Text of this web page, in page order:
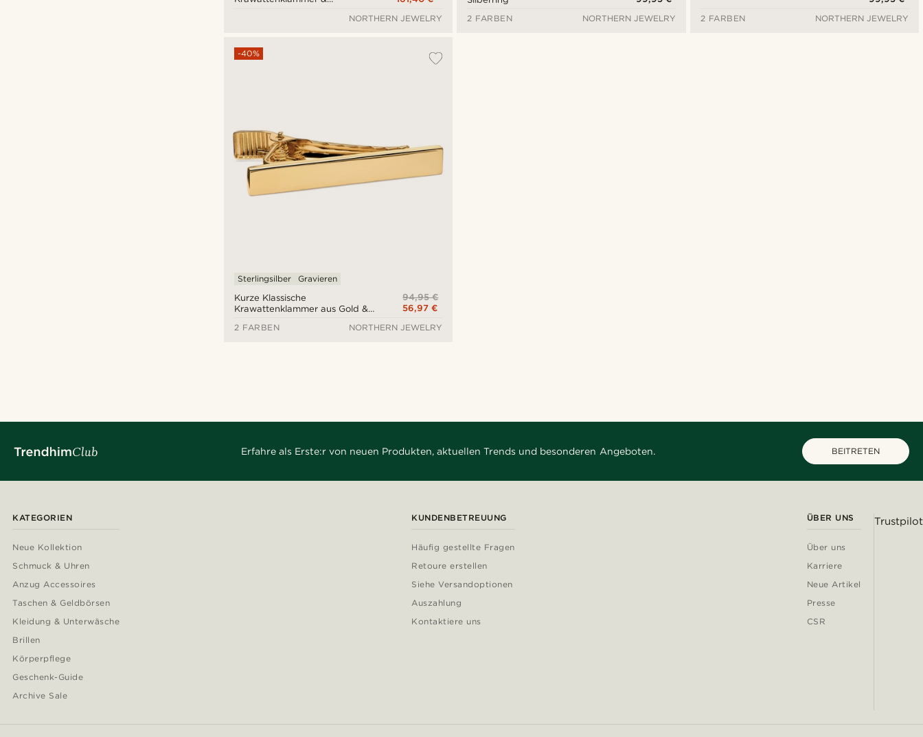
NORTHERN JEWELRY
2 FARBEN
NORTHERN JEWELRY
2 FARBEN
NORTHERN JEWELRY
Kurze Klassische
Krawattenklammer aus Gold &
-40%
Sterlingsilber
Gravieren
94,95 €
56,97 €
2 FARBEN
NORTHERN JEWELRY
Erfahre als Erste:r von neuen Produkten, aktuellen Trends und besonderen Angeboten. BEITRETEN
KATEGORIEN
Neue Kollektion
Schmuck & Uhren
Anzug Accessoires
Taschen & Geldbörsen
Kleidung & Unterwäsche
Brillen
Körperpflege
Geschenk-Guide
Archive Sale
KUNDENBETREUUNG
Häufig gestellte Fragen
Retoure erstellen
Siehe Versandoptionen
Auszahlung
Kontaktiere uns
ÜBER UNS
Über uns
Karriere
Neue Artikel
Presse
CSR
Trustpilot